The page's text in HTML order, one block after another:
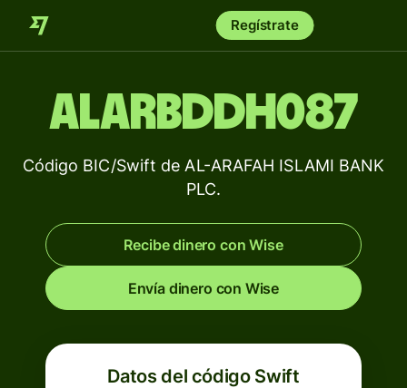
Regístrate
ALARBDDH087
Código BIC/Swift de AL-ARAFAH ISLAMI BANK
PLC.
Recibe dinero con Wise
Envía dinero con Wise
Datos del código Swift